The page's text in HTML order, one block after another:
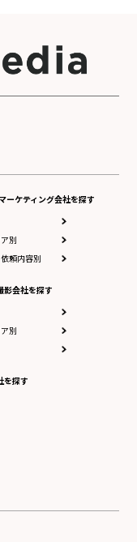
ーケティング会社を探す
別
頼内容別
影会社を探す
別
を探す